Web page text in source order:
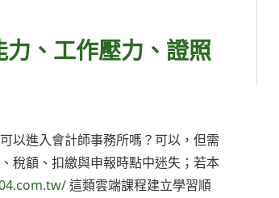
、工作壓力、證照
以進入會計師事務所嗎？可以，但需
稅額、扣繳與申報時點中迷失；若本
這類雲端課程建立學習順